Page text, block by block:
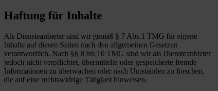
Haftung für Inhalte
Als Diensteanbieter sind wir gemäß § 7 Abs.1 TMG für eigene
Inhalte auf diesen Seiten nach den allgemeinen Gesetzen
verantwortlich. Nach §§ 8 bis 10 TMG sind wir als Diensteanbieter
jedoch nicht verpflichtet, übermittelte oder gespeicherte fremde
Informationen zu überwachen oder nach Umständen zu forschen,
die auf eine rechtswidrige Tätigkeit hinweisen.